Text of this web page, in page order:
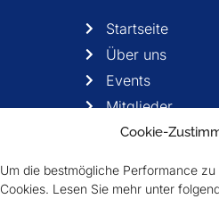
Cookie-
Um die bestmögliche Performance
Cookies. Lesen Sie mehr unter
Startseite
Über uns
Events
Mitglieder
Newsletter